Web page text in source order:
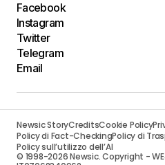
Facebook
Instagram
Twitter
Telegram
Email
Newsic StoryCreditsCookie Policy
Policy di Fact-CheckingPolicy di
Policy sull’utilizzo dell’AI
© 1998-2026 Newsic. Copyright -